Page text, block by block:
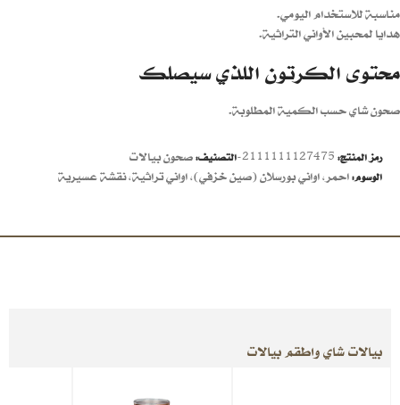
مناسبة للاستخدام اليومي.
هدايا لمحبين الأواني التراثية.
محتوى الكرتون اللذي سيصلك
صحون شاي حسب الكمية المطلوبة.
رمز المنتج: 2111111127475- التصنيف:صحون بيالات
الوسوم:احمر,اواني بورسلان (صين خزفي),اواني تراثية,نقشة عسيرية
بيالات شاي واطقم بيالات